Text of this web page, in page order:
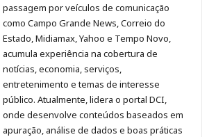
passagem por veículos de comunicação
como Campo Grande News, Correio do
Estado, Midiamax, Yahoo e Tempo Novo,
acumula experiência na cobertura de
notícias, economia, serviços,
entretenimento e temas de interesse
público. Atualmente, lidera o portal DCI,
onde desenvolve conteúdos baseados em
apuração, análise de dados e boas práticas